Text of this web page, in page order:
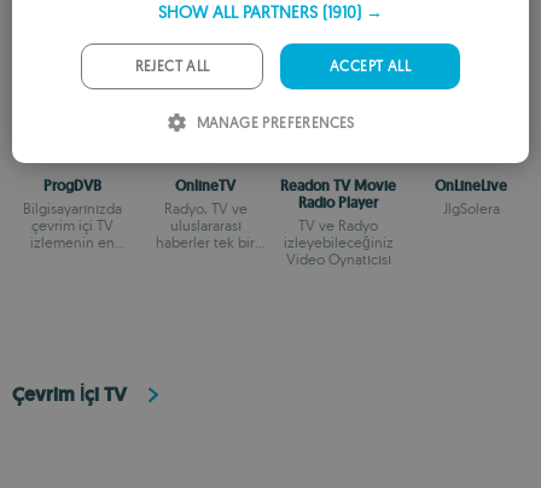
ProgDVB
Bilgisayarınızda
çevrim içi TV
izlemenin en
OnlineTV
Radyo, TV ve
uluslararası
haberler tek bir
Readon TV Movie
Radio Player
TV ve Radyo
izleyebileceğiniz
Video Oynatıcısı
OnLineLive
JlgSolera
Çevrim İçi TV
ROMANIAN
SHOW ALL PARTNERS (1910) →
ACCEPT ALL
REJECT ALL
MANAGE PREFERENCES